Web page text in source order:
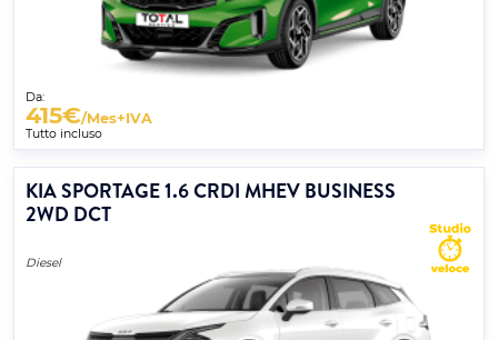
Da:
415€/Mes+IVA
Tutto incluso
KIA SPORTAGE 1.6 CRDI MHEV BUSINESS
2WD DCT
Diesel